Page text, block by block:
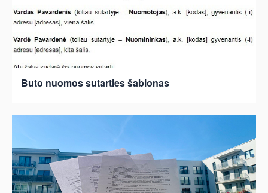
Buto nuomos sutarties šablonas